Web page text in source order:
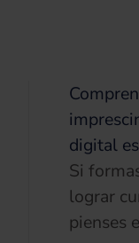
digital
Si
lograr
pienses